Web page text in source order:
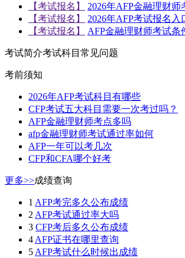
【考试报名】
2026年AFP金融理财师
【考试报名】
2026年AFP考试报名入
【考试报名】
AFP金融理财师考试条
考试简介考试科目 常见问题
考前须知
2026年AFP考试科目有哪些
CFP考试五大科目需要一次考过吗？
AFP金融理财师考点多吗
afp金融理财师考试通过率如何
AFP一年可以考几次
CFP和CFA哪个好考
更多>>成绩查询
1 AFP考完多久公布成绩
2 AFP考试通过率大吗
3 CFP考后多久公布成绩
4 AFP证书在哪里查询
5 AFP考试什么时候出成绩